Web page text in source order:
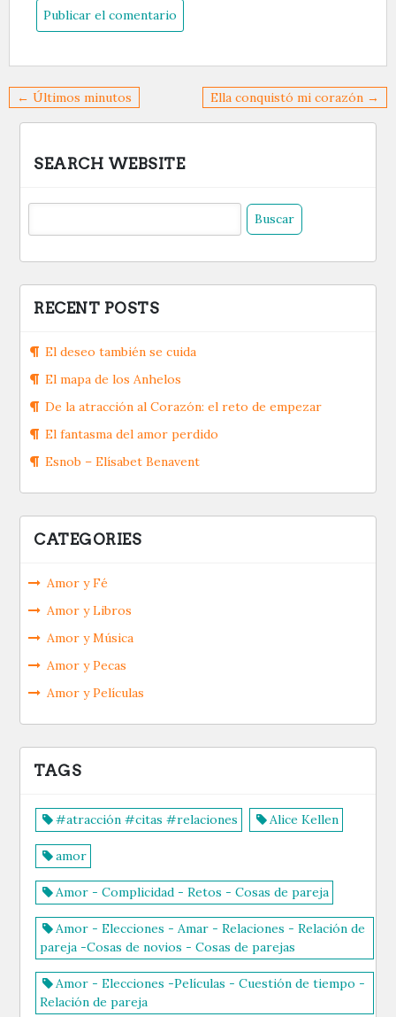
Navegación
de
← Últimos minutos Ella conquistó mi corazón →
SEARCH WEBSITE
Buscar:
RECENT POSTS
El deseo también se cuida
El mapa de los Anhelos
De la atracción al Corazón: el reto de empezar
El fantasma del amor perdido
Esnob – Elísabet Benavent
CATEGORIES
Amor y Fé
Amor y Libros
Amor y Música
Amor y Pecas
Amor y Películas
TAGS
#atracción #citas #relaciones Alice Kellen
amor
Amor - Complicidad - Retos - Cosas de pareja
Amor - Elecciones - Amar - Relaciones - Relación de
pareja -Cosas de novios - Cosas de parejas
Amor - Elecciones -Películas - Cuestión de tiempo -
Relación de pareja